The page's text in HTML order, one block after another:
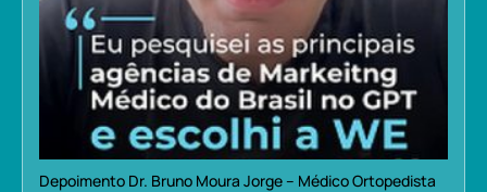
Depoimento Dr. Bruno Moura Jorge – Médico Ortopedista